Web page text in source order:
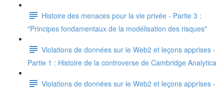
Histoire des menaces pour la vie privée - Partie 3 :
"Principes fondamentaux de la modélisation des risques"
Violations de données sur le Web2 et leçons apprises -
Partie 1 : Histoire de la controverse de Cambridge Analytica
Violations de données sur le Web2 et leçons apprises -